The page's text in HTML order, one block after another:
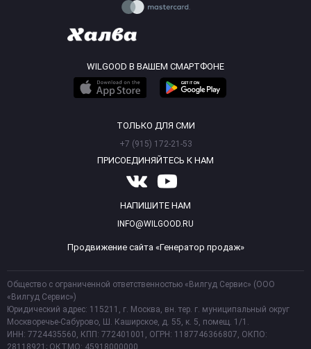
WILGOOD В ВАШЕМ СМАРТФОНЕ
ТОЛЬКО ДЛЯ СМИ
+7 (915) 172-21-53
ПРИСОЕДИНЯЙТЕСЬ К НАМ
НАПИШИТЕ НАМ
INFO@WILGOOD.RU
Продвижение сайта «Генератор продаж»
Общество с ограниченной ответственностью «Вилгуд Сервис» (ООО
«Вилгуд Сервис»)
Юридический адрес: 115211, г. Москва, вн. тер. г. муниципальный округ
Москворечье-Сабурово, Ш. Каширское, д. 55, к. 5, помещ. 1/1.
ИНН: 7724435560, КПП: 772401001, ОГРН: 1187746366807, ОКПО: